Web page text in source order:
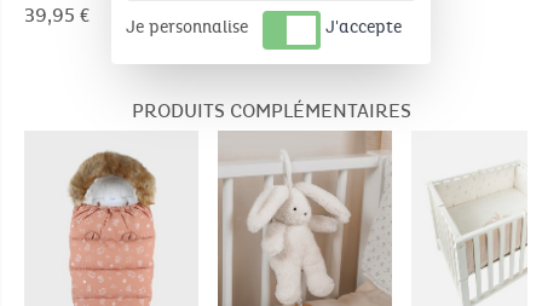
imperméable
39,95 €
imperméable
39,95 €
PRODUITS COMPLÉMENTAIRES
Je personnalise J'accepte